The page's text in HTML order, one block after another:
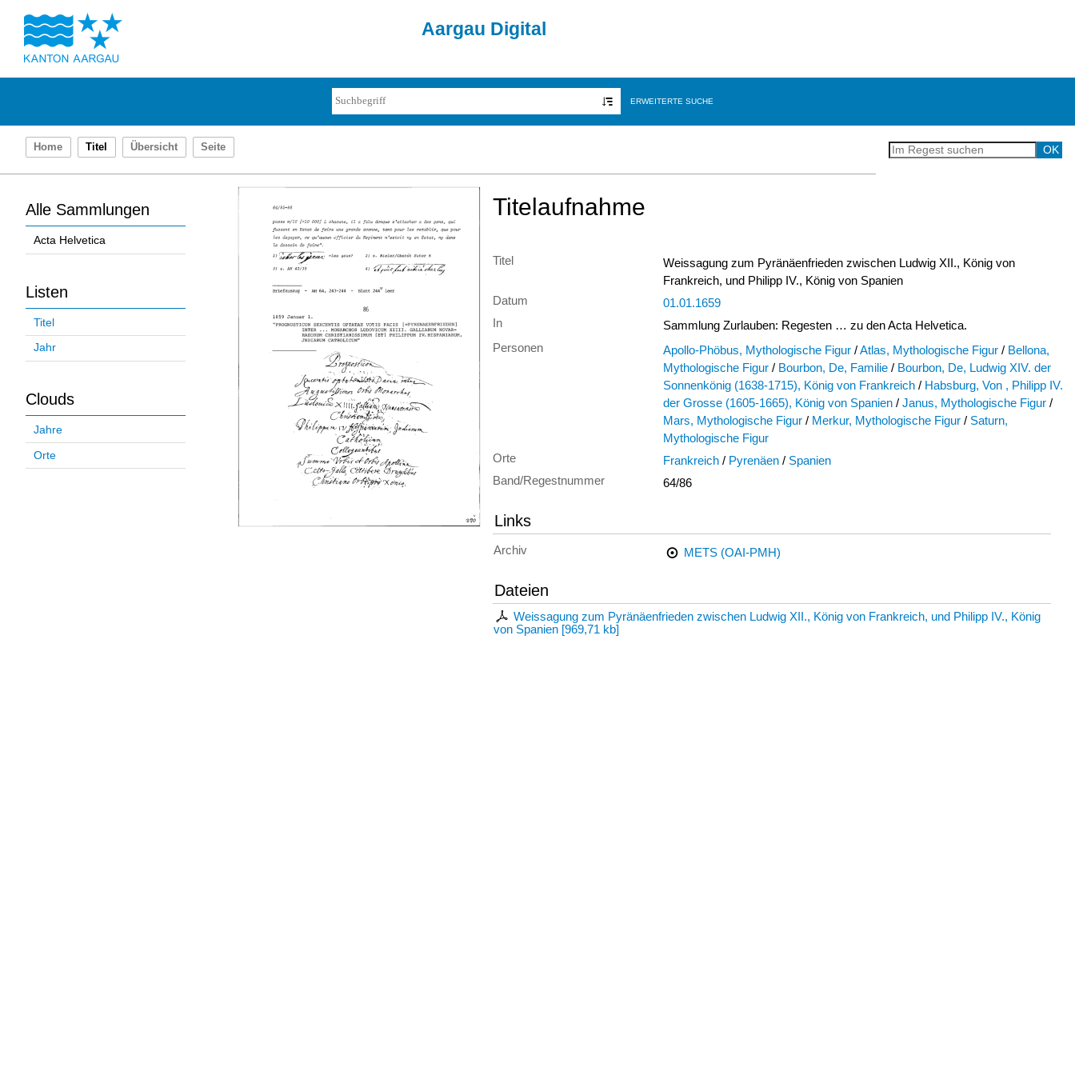
Aargau Digital
ERWEITERTE SUCHE
Home Titel Übersicht Seite
Alle Sammlungen
Acta Helvetica
Listen
Titel
Jahr
Clouds
Jahre
Orte
Titelaufnahme
Titel
Weissagung zum Pyränäenfrieden zwischen Ludwig XII., König von
Frankreich, und Philipp IV., König von Spanien
Datum
01.01.1659
In
Sammlung Zurlauben: Regesten … zu den Acta Helvetica.
Personen
Apollo-Phöbus, Mythologische Figur /Atlas, Mythologische Figur / Bellona,
Mythologische Figur / Bourbon, De, Familie / Bourbon, De, Ludwig XIV. der
Sonnenkönig (1638-1715), König von Frankreich / Habsburg, Von , Philipp IV.
der Grosse (1605-1665), König von Spanien / Janus, Mythologische Figur /
Mars, Mythologische Figur / Merkur, Mythologische Figur / Saturn,
Mythologische Figur
Orte
Frankreich / Pyrenäen / Spanien
Band/Regestnummer
64/86
Links
Archiv METS (OAI-PMH)
Dateien
Weissagung zum Pyränäenfrieden zwischen Ludwig XII., König von Frankreich, und Philipp IV., König
von Spanien [969,71 kb]